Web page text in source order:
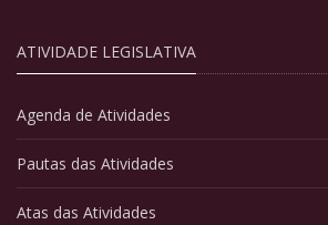
ATIVIDADE LEGISLATIVA
Agenda de Atividades
Pautas das Atividades
Atas das Atividades